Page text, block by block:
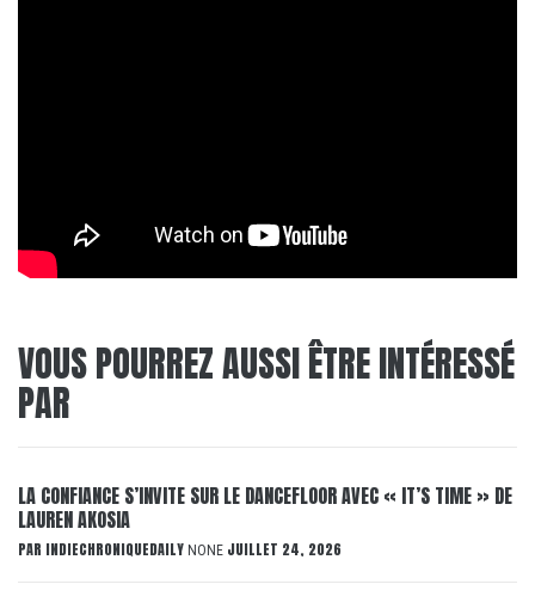
VOUS POURREZ AUSSI ÊTRE INTÉRESSÉ
PAR
LA CONFIANCE S’INVITE SUR LE DANCEFLOOR AVEC « IT’S TIME » DE
LAUREN AKOSIA
PAR INDIECHRONIQUEDAILY NONE JUILLET 24, 2026